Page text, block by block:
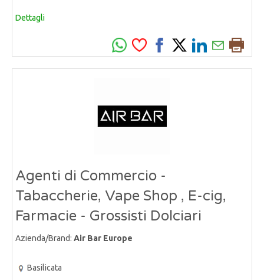
Dettagli
Agenti di Commercio -
Tabaccherie, Vape Shop , E-cig,
Farmacie - Grossisti Dolciari
Azienda/Brand: Air Bar Europe
Basilicata